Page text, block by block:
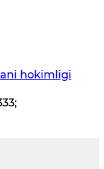
hokimligi
;